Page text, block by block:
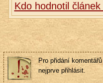
Kdo hodnotil
Pro přidání
nejprve přihlásit.